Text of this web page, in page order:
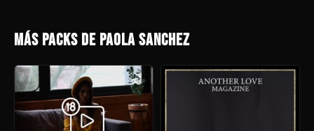
MÁS PACKS DE PAOLA SANCHEZ